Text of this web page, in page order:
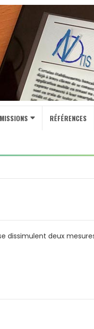
RÉFÉRENCES
dissimulent deux